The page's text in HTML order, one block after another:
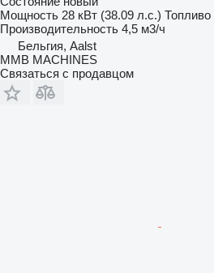
Мощность 28 кВт (38.09 л.с.) Топливо
Производительность 4,5 м3/ч
Бельгия, Aalst
MMB MACHINES
Связаться с продавцом